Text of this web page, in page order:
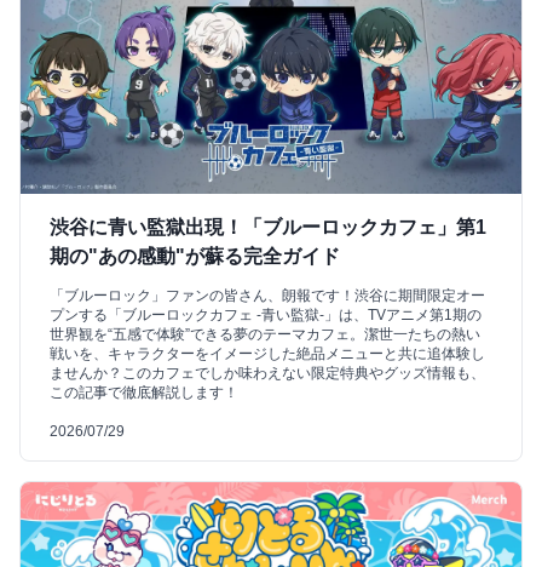
渋谷に青い監獄出現！「ブルーロックカフェ」第1
期の"あの感動"が蘇る完全ガイド
「ブルーロック」ファンの皆さん、朗報です！渋谷に期間限定オー
プンする「ブルーロックカフェ -青い監獄-」は、TVアニメ第1期の
世界観を“五感で体験”できる夢のテーマカフェ。潔世一たちの熱い
戦いを、キャラクターをイメージした絶品メニューと共に追体験し
ませんか？このカフェでしか味わえない限定特典やグッズ情報も、
この記事で徹底解説します！
2026/07/29